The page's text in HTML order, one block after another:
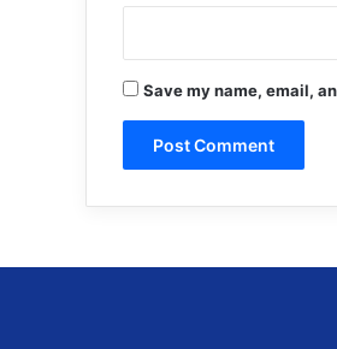
Save my name, email,